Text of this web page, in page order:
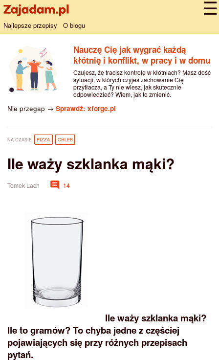
Najlepsze przepisy O blogu
Nauczę Cię jak wygrać każdą
kłótnię i konflikt, w pracy i w domu
Czujesz, że tracisz kontrolę w kłótniach? Masz dość
sytuacji, w których czyjeś zachowanie Cię
przytłacza, a Ty nie wiesz, jak skutecznie
odpowiedzieć? Wiem, jak to zmienić.
Nie przegap → Sprawdź: xforge.pl
NA CZASIE PIZZA CHLEB
Ile waży szklanka mąki?
Tomek Lach 14
Ile waży szklanka mąki?
Ile to gramów?To chyba jedne z częściej
pojawiających się przy różnych przepisach
pytań.